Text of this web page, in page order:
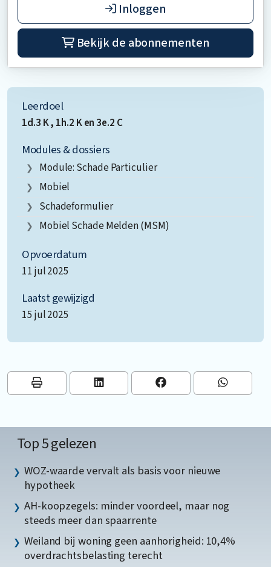
Inloggen
Bekijk de abonnementen
Leerdoel
1d.3 K , 1h.2 K en 3e.2 C
Modules & dossiers
Module: Schade Particulier
Mobiel
Schadeformulier
Mobiel Schade Melden (MSM)
Opvoerdatum
11 jul 2025
Laatst gewijzigd
15 jul 2025
Top 5 gelezen
WOZ-waarde vervalt als basis voor nieuwe
hypotheek
AH-koopzegels: minder voordeel, maar nog
steeds meer dan spaarrente
Weiland bij woning geen aanhorigheid: 10,4%
overdrachtsbelasting terecht